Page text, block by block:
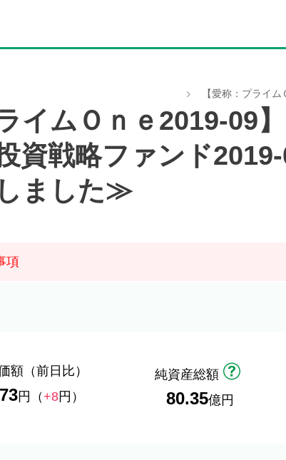
【愛称：プライ
イムＯｎｅ2019-09
資戦略ファンド
ました≫
項
額 （前日比）
円 （+8円）
純資産総額
80.35億円